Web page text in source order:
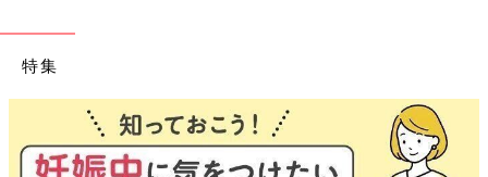
特集
玉川大学教育学部教授、大豆生田先生に子どもたち
アルを聞く連載。